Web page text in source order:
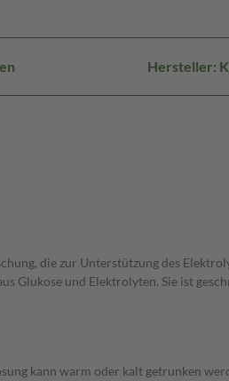
Hersteller:
die zur Unterstützung des
Glukose und Elektrolyten. Sie ist
kann warm oder kalt getrunken